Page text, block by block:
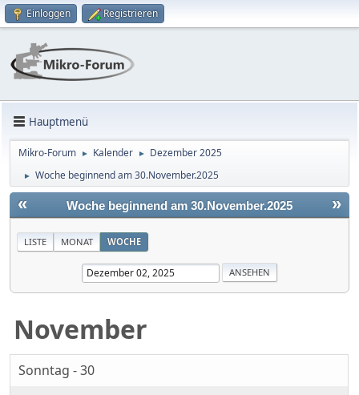
Einloggen Registrieren
Hauptmenü
Mikro-Forum ► Kalender ► Dezember 2025
► Woche beginnend am 30.November.2025
« »
Woche beginnend am 30.November.2025
LISTE MONAT WOCHE
November
Sonntag - 30